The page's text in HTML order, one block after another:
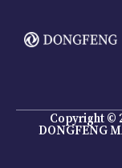
Copyright ©
DONGFENG